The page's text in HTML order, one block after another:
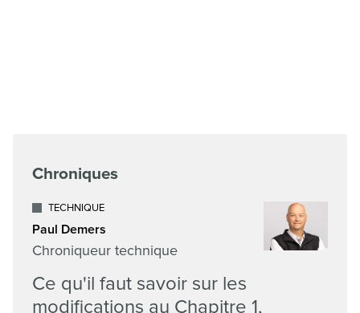
Chroniques
TECHNIQUE
Paul Demers
Chroniqueur technique
Ce qu'il faut savoir sur les
modifications au Chapitre 1,